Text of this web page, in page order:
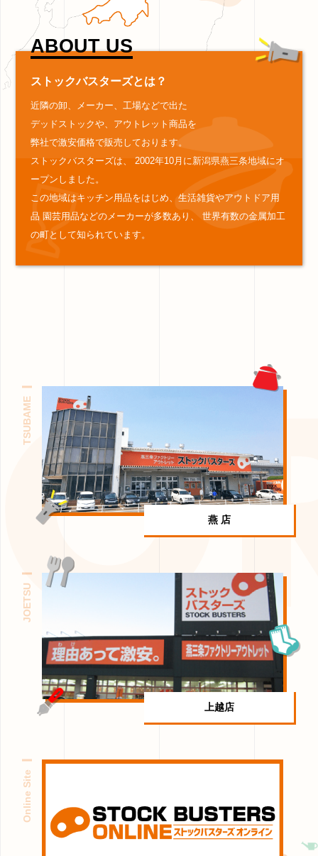
ABOUT US
ストックバスターズとは？
近隣の卸、メーカー、工場などで出た
デッドストックや、アウトレット商品を
弊社で激安価格で販売しております。
ストックバスターズは、
2002年10月に新潟県燕三条地域にオ
ープンしました。
この地域はキッチン用品をはじめ、生活雑貨やアウトドア用
品 園芸用品などのメーカーが多数あり、世界有数の金属加工
の町として知られています。
燕 店
TSUBAME
上越店
JOETSU
Online Site